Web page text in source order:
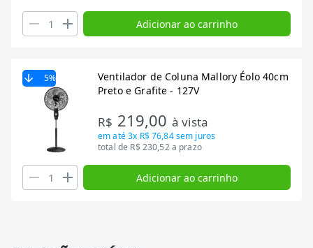
Adicionar ao carrinho
5%
Ventilador de Coluna Mallory Éolo 40cm
Preto e Grafite - 127V
R$ 219,00 à vista
em até3x R$ 76,84sem juros
total de R$ 230,52 a prazo
Adicionar ao carrinho